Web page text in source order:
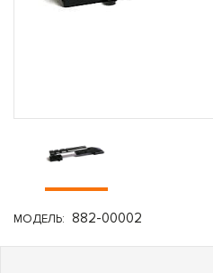
МОДЕЛЬ: 882-00002